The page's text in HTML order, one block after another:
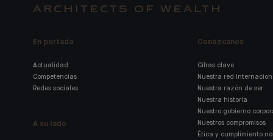
ARCHITECTS OF WEALTH
En portada
Actualidad
Competencias
Redes sociales
A su lado
Conózcanos
Cifras clave
Nuestra red
Nuestra razón de ser
Nuestra historia
Nuestro gobierno
Nuestros compromisos
Ética y cumplimiento